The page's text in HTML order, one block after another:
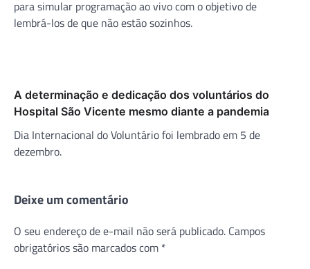
para simular programação ao vivo com o objetivo de
lembrá-los de que não estão sozinhos.
A determinação e dedicação dos voluntários do
Hospital São Vicente mesmo diante a pandemia
Dia Internacional do Voluntário foi lembrado em 5 de
dezembro.
Deixe um comentário
O seu endereço de e-mail não será publicado. Campos
obrigatórios são marcados com *